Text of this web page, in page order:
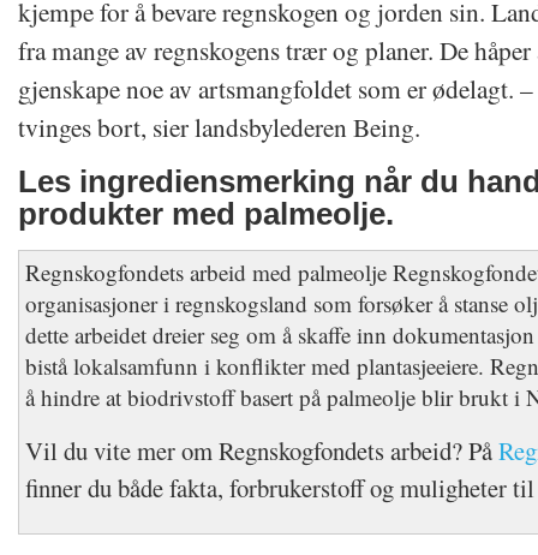
kjempe for å bevare regnskogen og jorden sin.
fra mange av regnskogens trær og planer. De
gjenskape noe av artsmangfoldet som er ødelagt.
tvinges bort, sier landsbylederen Being.
Les ingrediensmerking når du
produkter med palmeolje.
Regnskogfondets arbeid med palmeolje
organisasjoner i regnskogsland som forsøker å stanse
dette arbeidet dreier seg om å skaffe inn
bistå lokalsamfunn i konflikter med plantasjeeiere.
å hindre at biodrivstoff basert på palmeolje blir brukt i
Vil du vite mer om Regnskogfondets arbeid? På
finner du både fakta, forbrukerstoff og muligheter til